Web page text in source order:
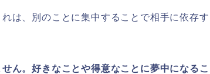
は、別のことに集中することで相手に依存
ん。好きなことや得意なことに夢中になる